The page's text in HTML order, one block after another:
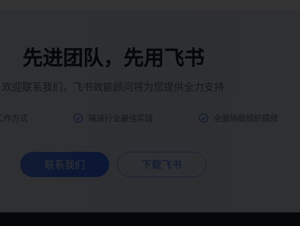
先进团队，先用飞书
欢迎联系我们，飞书效能顾问将为您提供全力支持
作方式 输送行业最佳实践 全面协助组织提效
联系我们 下载飞书